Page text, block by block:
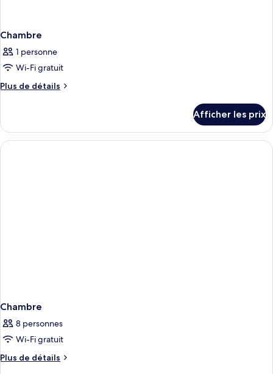
Chambre
1 personne
Wi-Fi gratuit
Plus de détails
Plus
Chambre
Afficher les prix
Chambre
8 personnes
Wi-Fi gratuit
Plus de détails
Plus